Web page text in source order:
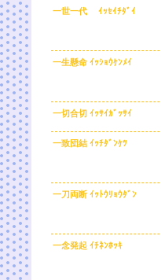
一世一代 ｲｯｾｲﾁﾀﾞｲ
一生懸命 ｲｯｼｮｳｹﾝﾒｲ
一切合切 ｲｯｻｲｶﾞｯｻｲ
一致団結 ｲｯﾁﾀﾞﾝｹﾂ
一刀両断 ｲｯﾄｳﾘｮｳﾀﾞﾝ
一念発起 ｲﾁﾈﾝﾎｯｷ